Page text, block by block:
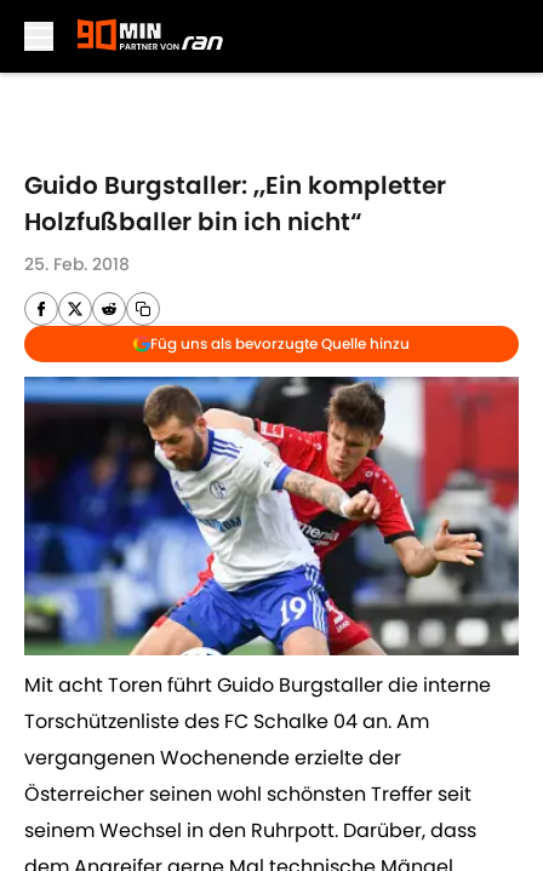
Guido Burgstaller: „Ein kompletter
Holzfußballer bin ich nicht“
25. Feb. 2018
Füg uns als bevorzugte Quelle hinzu
Mit acht Toren führt Guido Burgstaller die interne
Torschützenliste des FC Schalke 04 an. Am
vergangenen Wochenende erzielte der
Österreicher seinen wohl schönsten Treffer seit
seinem Wechsel in den Ruhrpott. Darüber, dass